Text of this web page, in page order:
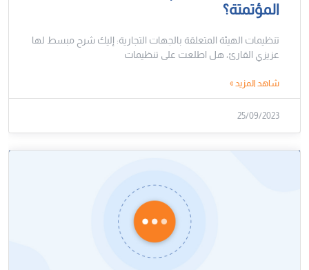
المؤتمتة؟
تنظيمات الهيئة المتعلقة بالجهات التجارية: إليك شرح مبسط لها
عزيزي القارئ، هل اطلعت على تنظيمات
شاهد المزيد »
25/09/2023